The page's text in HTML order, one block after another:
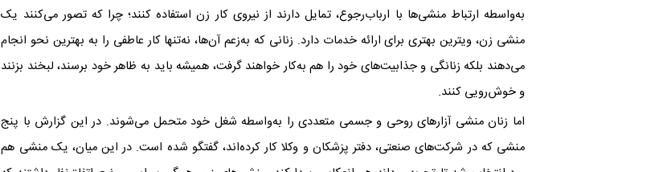
به‌واسطه ارتباط منشی‌ها با ارباب‌رجوع، تمایل دارند از نیروی کار زن استفاده کنند؛ چرا که تصور می‌کنند یک
منشی زن، ویترین بهتری برای ارائه خدمات دارد. زنانی که به‌زعم آن‌ها، نه‌تنها کار عاطفی را به بهترین نحو انجام
می‌دهند بلکه زنانگی و جذابیت‌های خود را هم به‌کار خواهند گرفت، همیشه باید به ظاهر خود برسند، لبخند بزنند
و خوش‌رویی کنند.
اما زنان منشی آزارهای روحی و جسمی متعددی را به‌واسطه شغل خود متحمل می‌شوند. در این گزارش با پنج
منشی که در شرکت‌‌های صنعتی، دفتر پزشکان و وکلا کار کرده‌اند، گفتگو شده است. در این میان، یک منشی هم